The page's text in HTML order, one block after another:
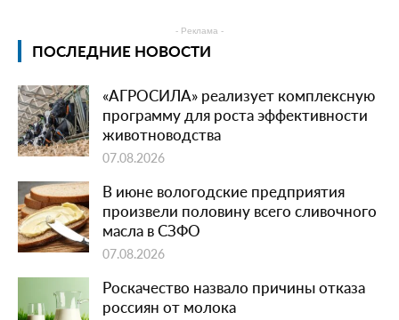
- Реклама -
ПОСЛЕДНИЕ НОВОСТИ
«АГРОСИЛА» реализует комплексную
программу для роста эффективности
животноводства
07.08.2026
В июне вологодские предприятия
произвели половину всего сливочного
масла в СЗФО
07.08.2026
Роскачество назвало причины отказа
россиян от молока